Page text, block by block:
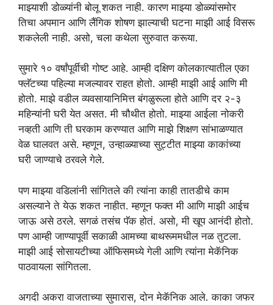
माझ्याशी डोळ्यांनी बोलू शकत नाही. कारण माझ्या डोळ्यांसमोर
तिचा अपमान आणि लैंगिक शोषण झाल्याची घटना माझी आई विसरू
शकलेली नाही. असो, चला कथेला सुरुवात करूया.
सुमारे १० वर्षांपूर्वीची गोष्ट आहे. आम्ही दक्षिण कोलकात्यातील एका
फ्लॅटच्या पहिल्या मजल्यावर राहत होतो. आम्ही माझी आई आणि मी
होतो. माझे वडील व्यवसायानिमित्त बंगळुरूला होते आणि दर २-३
महिन्यांनी घरी येत असत. मी चौथीत होतो. माझ्या आईला नोकरी
नव्हती आणि ती घरकाम करण्यात आणि माझे शिक्षण सांभाळण्यात
वेळ घालवत असे. म्हणून, उन्हाळ्याच्या सुट्टीत माझ्या काकांच्या
घरी जाण्याचे ठरवले गेले.
पण माझ्या वडिलांनी सांगितले की त्यांना काही तातडीचे काम
असल्याने ते येऊ शकत नाहीत. म्हणून फक्त मी आणि माझी आईच
जाऊ असे ठरले. सगळं तसंच पॅक होतं. असो, मी खूप आनंदी होतो.
पण आम्ही जाण्यापूर्वी सकाळी आमच्या बाथरूममधील नळ तुटला.
माझी आई सोसायटीच्या ऑफिसमध्ये गेली आणि त्यांना मेकॅनिक
पाठवायला सांगितला.
अगदी अकरा वाजताच्या सुमारास, दोन मेकॅनिक आले. काका जफर